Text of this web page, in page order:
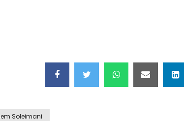
Soleimani